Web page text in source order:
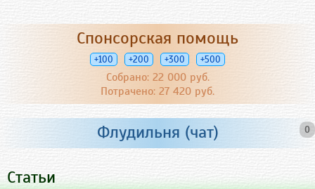
Спонсорская помощь
+100 +200 +300 +500
Собрано: 22 000 руб.
Потрачено: 27 420 руб.
0
Флудильня (чат)
Статьи